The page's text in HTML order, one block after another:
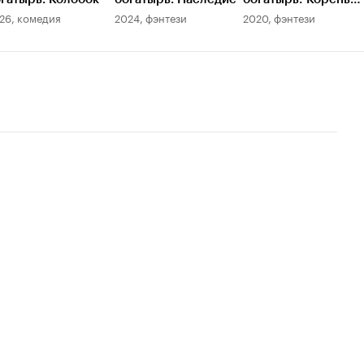
комедия 2024, фэнтези
зла
2020, фэнтези